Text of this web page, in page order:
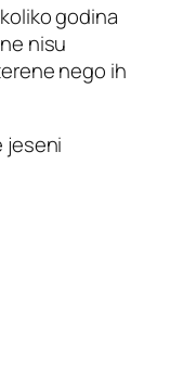
godina
nisu
nego ih
jeseni